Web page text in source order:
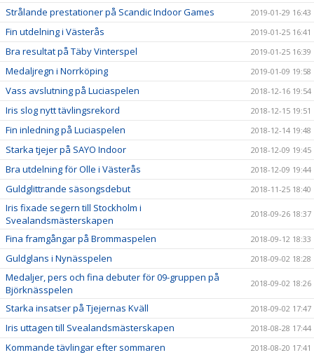
Strålande prestationer på Scandic Indoor Games 2019-01-29 16:43
Fin utdelning i Västerås 2019-01-25 16:41
Bra resultat på Täby Vinterspel 2019-01-25 16:39
Medaljregn i Norrköping 2019-01-09 19:58
Vass avslutning på Luciaspelen 2018-12-16 19:54
Iris slog nytt tävlingsrekord 2018-12-15 19:51
Fin inledning på Luciaspelen 2018-12-14 19:48
Starka tjejer på SAYO Indoor 2018-12-09 19:45
Bra utdelning för Olle i Västerås 2018-12-09 19:44
Guldglittrande säsongsdebut 2018-11-25 18:40
Iris fixade segern till Stockholm i
Svealandsmästerskapen
2018-09-26 18:37
Fina framgångar på Brommaspelen 2018-09-12 18:33
Guldglans i Nynässpelen 2018-09-02 18:28
Medaljer, pers och fina debuter för 09-gruppen på
Björknässpelen
2018-09-02 18:26
Starka insatser på Tjejernas Kväll 2018-09-02 17:47
Iris uttagen till Svealandsmästerskapen 2018-08-28 17:44
Kommande tävlingar efter sommaren 2018-08-20 17:41